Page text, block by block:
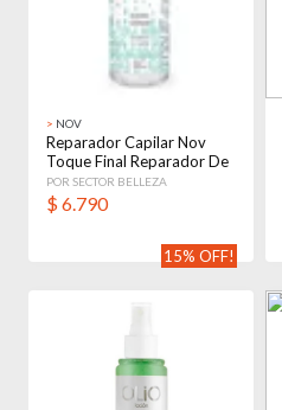
> NOV
Reparador Capilar Nov
Toque Final Reparador De
Puntas 50ml
POR SECTOR BELLEZA
$6.790
15% OFF!